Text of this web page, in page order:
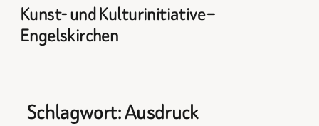
Kunst- und Kulturinitiative –
Engelskirchen
Schlagwort:Ausdruck